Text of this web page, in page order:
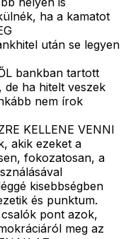
ha a kamatot
után se legyen
bankban tartott
ha hitelt veszek
nem írok
KELLENE VENNI
akik ezeket a
fokozatosan, a
kisebbségben
és punktum.
pont azok,
meg az